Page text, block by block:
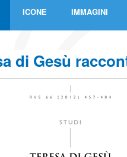
ICONE IMMAGINI
di Gesù